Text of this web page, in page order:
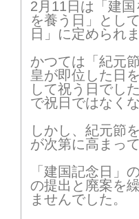
2月11日は「建
を養う日」とし
日」に定められま
かつては「紀元
皇が即位した日
して祝う日でし
で祝日ではなく
しかし、紀元節
が次第に高まっ
「建国記念日」
の提出と廃案を
ませんでした。